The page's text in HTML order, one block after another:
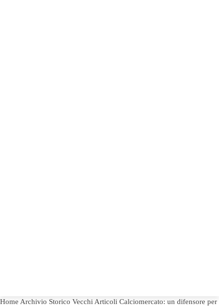
Home Archivio Storico Vecchi Articoli Calciomercato: un difensore per